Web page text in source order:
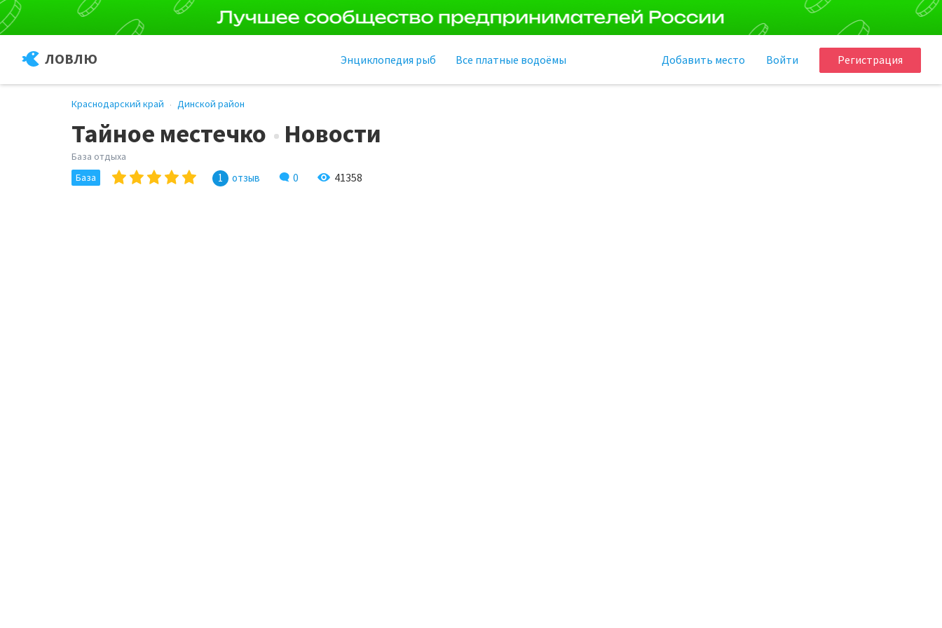
ЛОВЛЮ Регистрация
Войти
Добавить место
Энциклопедия рыб Все платные водоёмы
Краснодарский край Динской район
Тайное местечко Новости
База отдыха
База
1 отзыв 0 41358